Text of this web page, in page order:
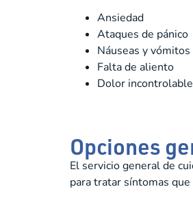
Ansiedad
Ataques de pánico
Náuseas y
Falta de aliento
Dolor incontrolable
Opciones
El servicio general de
para tratar síntomas